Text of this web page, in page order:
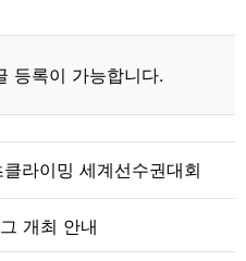
등록이 가능합니다.
라이밍 세계선수권대회
개최 안내